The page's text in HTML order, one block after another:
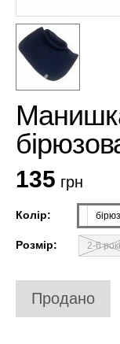
135 грн
Колір:
Розмір: 2-6
Продано